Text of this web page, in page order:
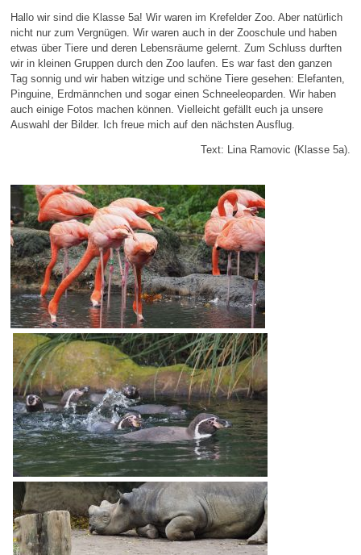
Hallo wir sind die Klasse 5a! Wir waren im Krefelder Zoo. Aber natürlich
nicht nur zum Vergnügen. Wir waren auch in der Zooschule und haben
etwas über Tiere und deren Lebensräume gelernt. Zum Schluss durften
wir in kleinen Gruppen durch den Zoo laufen. Es war fast den ganzen
Tag sonnig und wir haben witzige und schöne Tiere gesehen: Elefanten,
Pinguine, Erdmännchen und sogar einen Schneeleoparden. Wir haben
auch einige Fotos machen können. Vielleicht gefällt euch ja unsere
Auswahl der Bilder. Ich freue mich auf den nächsten Ausflug.
Text: Lina Ramovic (Klasse 5a).